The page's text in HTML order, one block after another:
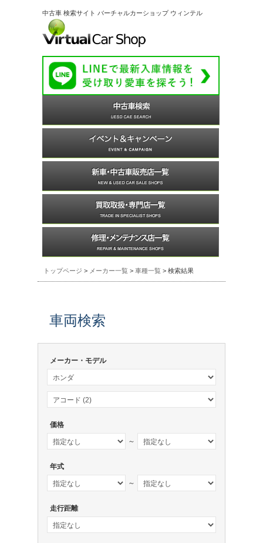
中古車 検索サイト バーチャルカーショップ ウィンテル
トップページ > メーカー一覧 > 車種一覧 > 検索結果
車両検索
メーカー・モデル
価格
～
年式
～
走行距離